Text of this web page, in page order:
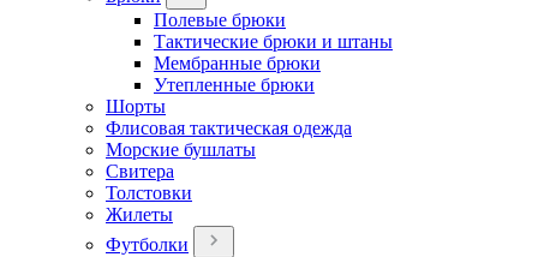
Полевые брюки
Тактические брюки и штаны
Мембранные брюки
Утепленные брюки
Шорты
Флисовая тактическая одежда
Морские бушлаты
Свитера
Толстовки
Жилеты
Футболки